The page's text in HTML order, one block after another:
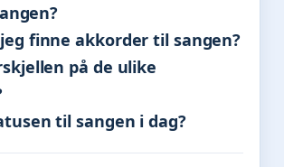
finne akkorder til sangen?
på de ulike
til sangen i dag?